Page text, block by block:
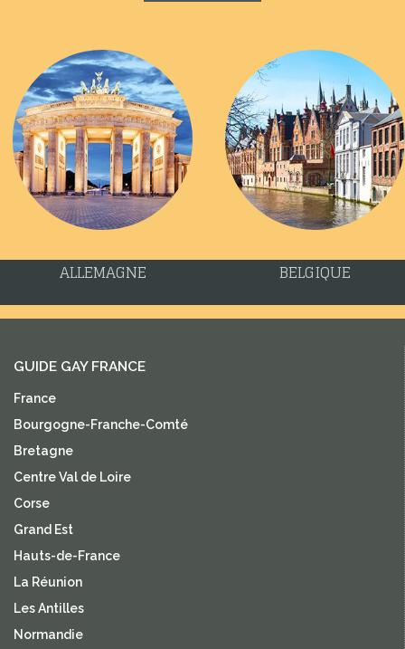
ALLEMAGNE BELGIQUE
GUIDE GAY FRANCE
France
Bourgogne-Franche-Comté
Bretagne
Centre Val de Loire
Corse
Grand Est
Hauts-de-France
La Réunion
Les Antilles
Normandie